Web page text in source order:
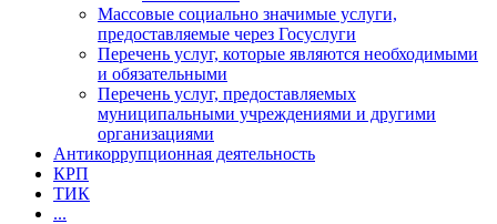
Массовые социально значимые услуги,
предоставляемые через Госуслуги
Перечень услуг, которые являются необходимыми
и обязательными
Перечень услуг, предоставляемых
муниципальными учреждениями и другими
организациями
Антикоррупционная деятельность
КРП
ТИК
...